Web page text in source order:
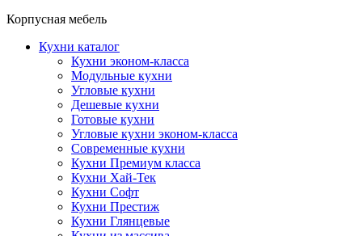
Корпусная мебель
Кухни каталог
Кухни эконом-класса
Модульные кухни
Угловые кухни
Дешевые кухни
Готовые кухни
Угловые кухни эконом-класса
Современные кухни
Кухни Премиум класса
Кухни Хай-Тек
Кухни Софт
Кухни Престиж
Кухни Глянцевые